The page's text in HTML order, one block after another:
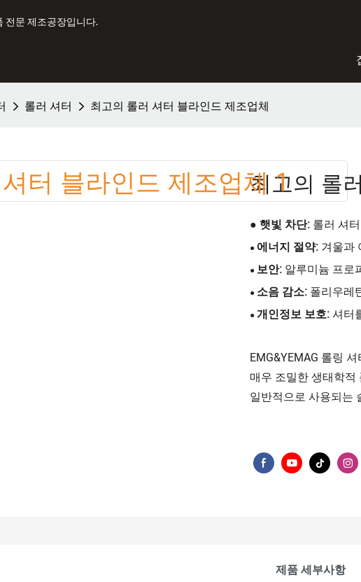
전문 제조공장입니다.
롤러 셔터 최고의 롤러 셔터 블라인드 제조업체
최고의 롤
● 햇빛 차단: 롤러 셔
● 에너지 절약: 겨울과
● 보안: 알루미늄 프로
● 소음 감소: 폴리우레
●개인정보 보호:셔터
EMG&YEMAG 롤링
매우 조밀한 생태학
일반적으로 사용되는
제품 세부사항